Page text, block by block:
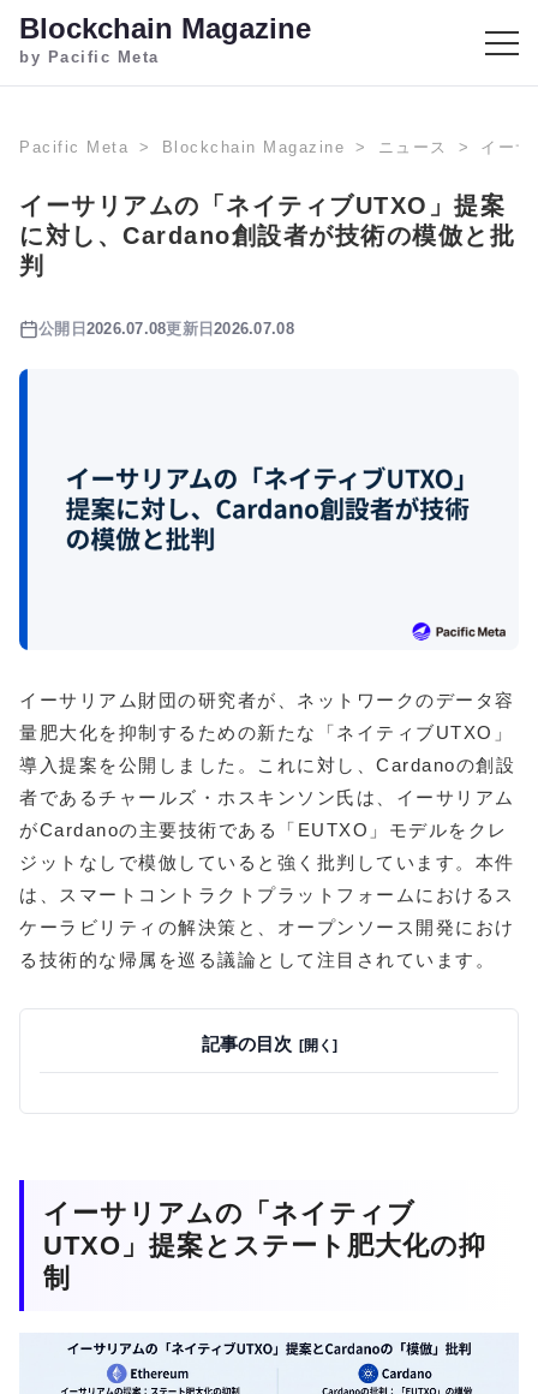
Blockchain Magazine
by Pacific Meta
Pacific Meta Blockchain Magazine ニュース イーサ
イーサリアムの「ネイティブUTXO」提案
に対し、Cardano創設者が技術の模倣と批
判
公開日 2026.07.08更新日2026.07.08
イーサリアム財団の研究者が、ネットワークのデータ容
量肥大化を抑制するための新たな「ネイティブUTXO」
導入提案を公開しました。これに対し、Cardanoの創設
者であるチャールズ・ホスキンソン氏は、イーサリアム
がCardanoの主要技術である「EUTXO」モデルをクレ
ジットなしで模倣していると強く批判しています。本件
は、スマートコントラクトプラットフォームにおけるス
ケーラビリティの解決策と、オープンソース開発におけ
る技術的な帰属を巡る議論として注目されています。
記事の目次
イーサリアムの「ネイティブ
UTXO」提案とステート肥大化の抑
制